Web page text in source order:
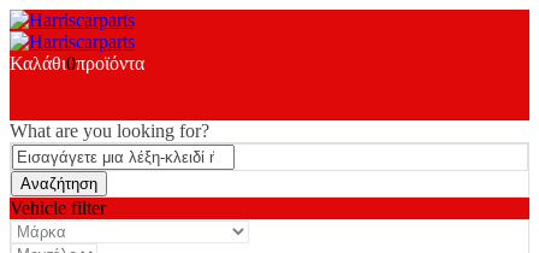
Καλάθι0προϊόντα
What are you looking for?
Vehicle filter